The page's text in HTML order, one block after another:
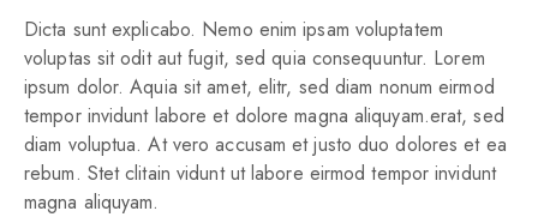
Dicta sunt explicabo. Nemo enim ipsam voluptatem
voluptas sit odit aut fugit, sed quia consequuntur. Lorem
ipsum dolor. Aquia sit amet, elitr, sed diam nonum eirmod
tempor invidunt labore et dolore magna aliquyam.erat, sed
diam voluptua. At vero accusam et justo duo dolores et ea
rebum. Stet clitain vidunt ut labore eirmod tempor invidunt
magna aliquyam.